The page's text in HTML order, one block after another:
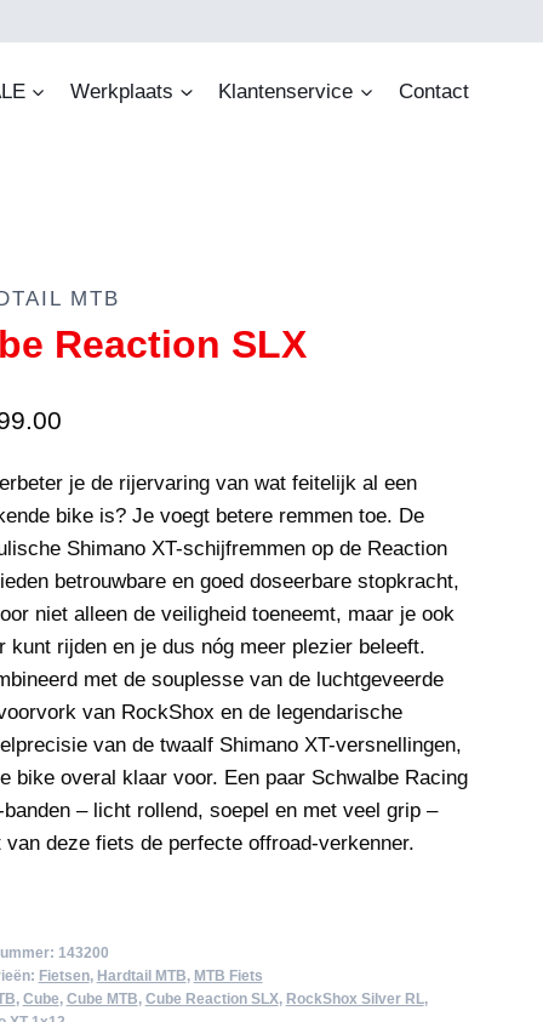
Werkplaats Klantenservice Contact
MTB
Reaction SLX
je de rijervaring van wat feitelijk al een
bike is? Je voegt betere remmen toe. De
Shimano XT-schijfremmen op de Reaction
betrouwbare en goed doseerbare stopkracht,
niet alleen de veiligheid toeneemt, maar je ook
kunt rijden en je dus nóg meer plezier beleeft.
met de souplesse van de luchtgeveerde
van RockShox en de legendarische
van de twaalf Shimano XT-versnellingen,
bike overal klaar voor. Een paar Schwalbe Racing
banden – licht rollend, soepel en met veel grip –
van deze fiets de perfecte offroad-verkenner.
143200
Fietsen, Hardtail MTB, MTB Fiets
, Cube, Cube MTB, Cube Reaction SLX, RockShox Silver RL,